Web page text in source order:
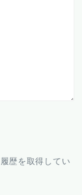
歴を取得してい